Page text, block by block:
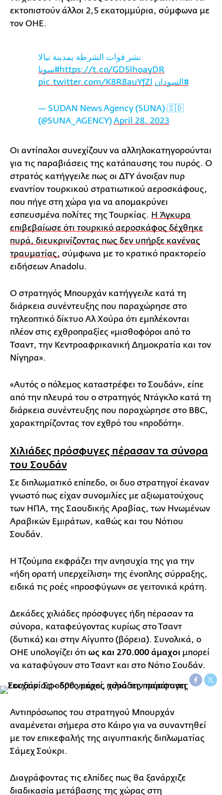
εκτοπιστούν άλλοι 2,5 εκατομμύρια, σύμφωνα με
τον ΟΗΕ.
نشر قوات الشرطة بمدينة نيالا
https://t.co/GD5lhoayDR#سونا
#السودان pic.twitter.com/K8R8auYfZl
— SUDAN News Agency (SUNA) 🇸🇩
(@SUNA_AGENCY)April 28, 2023
Οι αντίπαλοι συνεχίζουν να αλληλοκατηγορούνται
για τις παραβιάσεις της κατάπαυσης του πυρός. Ο
στρατός κατήγγειλε πως οι ΔΤΥ άνοιξαν πυρ
εναντίον τουρκικού στρατιωτικού αεροσκάφους,
που πήγε στη χώρα για να απομακρύνει
εσπευσμένα πολίτες της Τουρκίας. Η Άγκυρα
επιβεβαίωσε ότι τουρκικό αεροσκάφος δέχθηκε
πυρά, διευκρινίζοντας πως δεν υπήρξε κανένας
τραυματίας, σύμφωνα με το κρατικό πρακτορείο
ειδήσεων Anadolu.
Ο στρατηγός Μπουρχάν κατήγγειλε κατά τη
διάρκεια συνέντευξης που παραχώρησε στο
τηλεοπτικό δίκτυο Αλ Χούρα ότι εμπλέκονται
πλέον στις εχθροπραξίες «μισθοφόροι από το
Τσαντ, την Κεντροαφρικανική Δημοκρατία και τον
Νίγηρα».
«Αυτός ο πόλεμος καταστρέφει το Σουδάν», είπε
από την πλευρά του ο στρατηγός Ντάγκλο κατά τη
διάρκεια συνέντευξης που παραχώρησε στο BBC,
χαρακτηρίζοντας τον εχθρό του «προδότη».
Χιλιάδες πρόσφυγες πέρασαν τα σύνορα
του Σουδάν
Σε διπλωματικό επίπεδο, οι δυο στρατηγοί έκαναν
γνωστό πως είχαν συνομιλίες με αξιωματούχους
των ΗΠΑ, της Σαουδικής Αραβίας, των Ηνωμένων
Αραβικών Εμιράτων, καθώς και του Νότιου
Σουδάν.
Η Τζούμπα εκφράζει την ανησυχία της για την
«ήδη ορατή υπερχείλιση» της ένοπλης σύρραξης,
ειδικά τις ροές «προσφύγων» σε γειτονικά κράτη.
Δεκάδες χιλιάδες πρόσφυγες ήδη πέρασαν τα
σύνορα, καταφεύγοντας κυρίως στο Τσαντ
(δυτικά) και στην Αίγυπτο (βόρεια). Συνολικά, ο
ΟΗΕ υπολογίζει ότι ως και 270.000 άμαχοι μπορεί
να καταφύγουν στο Τσαντ και στο Νότιο Σουδάν.
Αντιπρόσωπος του στρατηγού Μπουρχάν
αναμένεται σήμερα στο Κάιρο για να συναντηθεί
με τον επικεφαλής της αιγυπτιακής διπλωματίας
Σάμεχ Σούκρι.
Διαγράφοντας τις ελπίδες πως θα ξανάρχιζε
διαδικασία μετάβασης της χώρας στη